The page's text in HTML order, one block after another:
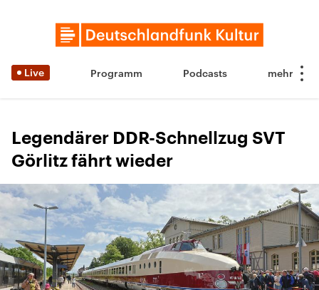
Live Programm Podcasts
Legendärer DDR-Schnellzug SVT
Görlitz fährt wieder